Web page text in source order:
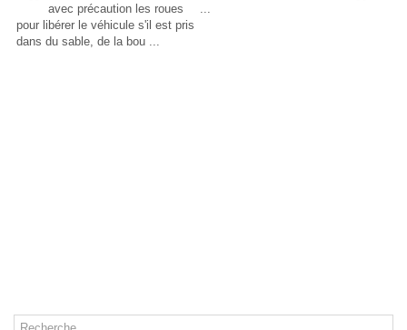
avec précaution les roues
pour libérer le véhicule s'il est pris
dans du sable, de la bou ...